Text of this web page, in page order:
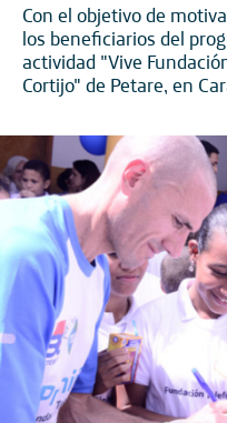
Con el objetivo de
los beneficiarios del
actividad "Vive
Cortijo" de Petare, en